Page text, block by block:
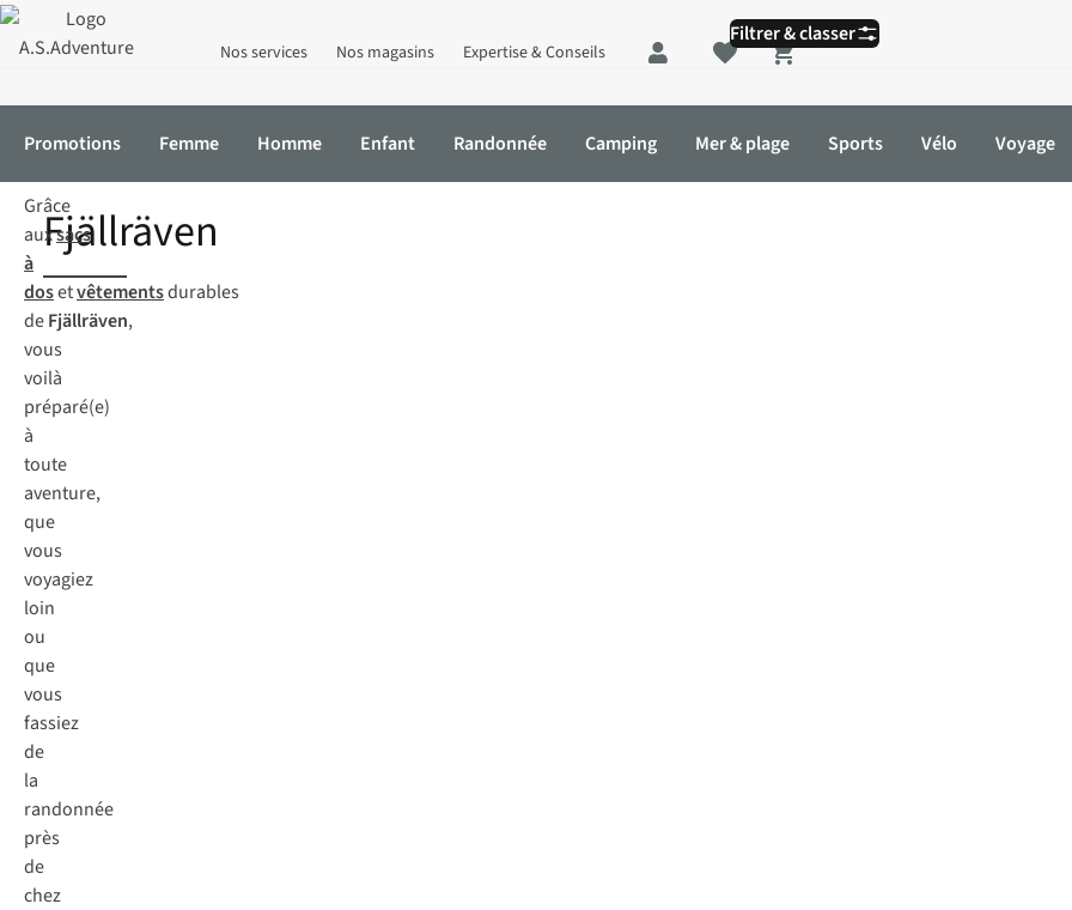
Nos services Nos magasins Expertise & Conseils
Shopping cart
Promotions Femme Homme Enfant Randonnée Camping Mer & plage Sports Vélo Voyage
AccueilFjällräven
Grâce
auxsacs
à
dosetvêtementsdurables
deFjällräven,
vous
voilà
préparé(e)
à
toute
aventure,
que
vous
voyagiez
loin
ou
que
vous
fassiez
de
la
randonnée
près
de
chez
Filtrer & classer